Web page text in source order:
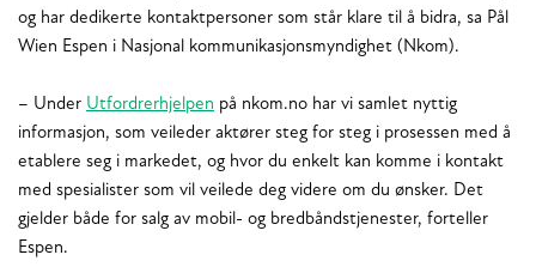
og har dedikerte kontaktpersoner som står klare til å bidra, sa Pål
Wien Espen i Nasjonal kommunikasjonsmyndighet (Nkom).
– Under Utfordrerhjelpen på nkom.no har vi samlet nyttig
informasjon, som veileder aktører steg for steg i prosessen med å
etablere seg i markedet, og hvor du enkelt kan komme i kontakt
med spesialister som vil veilede deg videre om du ønsker. Det
gjelder både for salg av mobil- og bredbåndstjenester, forteller
Espen.